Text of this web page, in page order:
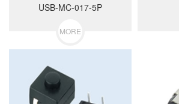
USB-MC-017-5P
MORE